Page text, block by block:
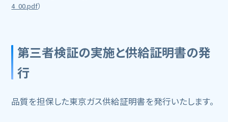
4_00.pdf）
第三者検証の実施と供給証明書の発
行
品質を担保した東京ガス供給証明書を発行いたします。